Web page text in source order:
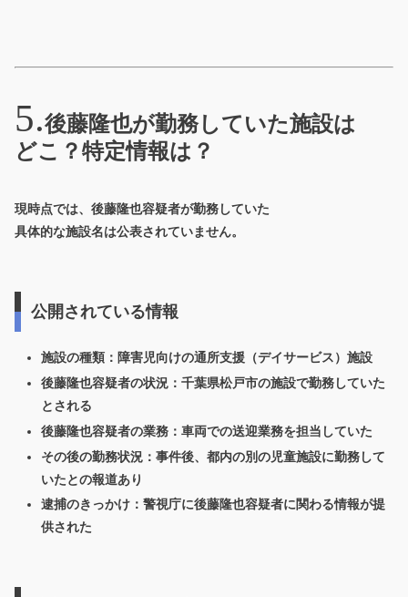
後藤隆也が勤務していた施設は
どこ？特定情報は？
現時点では、後藤隆也容疑者が勤務していた
具体的な施設名は公表されていません。
公開されている情報
施設の種類：障害児向けの通所支援（デイサービス）施設
後藤隆也容疑者の状況：千葉県松戸市の施設で勤務していた
とされる
後藤隆也容疑者の業務：車両での送迎業務を担当していた
その後の勤務状況：事件後、都内の別の児童施設に勤務して
いたとの報道あり
逮捕のきっかけ：警視庁に後藤隆也容疑者に関わる情報が提
供された